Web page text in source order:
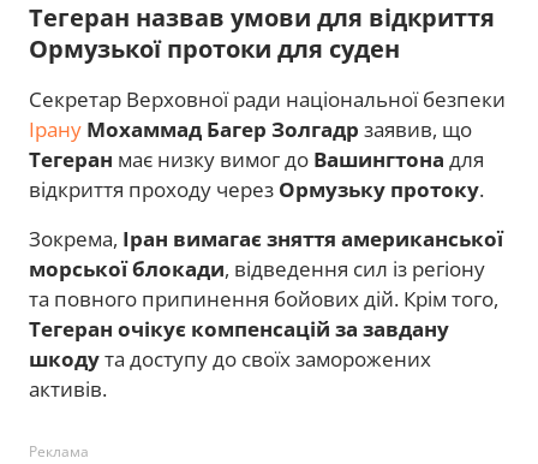
Тегеран назвав умови для відкриття
Ормузької протоки для суден
Секретар Верховної ради національної безпеки
Ірану Мохаммад Багер Золгадр заявив, що
Тегеран має низку вимог до Вашингтона для
відкриття проходу через Ормузьку протоку.
Зокрема, Іран вимагає зняття американської
морської блокади, відведення сил із регіону
та повного припинення бойових дій. Крім того,
Тегеран очікує компенсацій за завдану
шкодута доступу до своїх заморожених
активів.
Реклама